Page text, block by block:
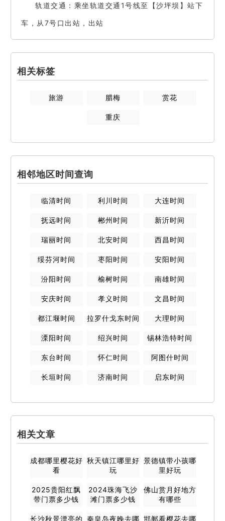
轨道交通：乘坐轨道交通1号线至【沙坪坝】站下
车，从7号口出站，出站
相关标签
旅游 腊梅 赏花
重庆
相邻地区时间查询
临清时间 利川 时间 大连时间
抚远时间 郴州时间 新沂时间
瑞丽时间 北安时间 西昌 时间
绥芬河时间 枣阳时间 安阳时间
汾阳时间 榆树时间 南雄时间
安庆时间 孝义 时间 文昌 时间
都江堰时间 拉罗什戈东时间 大理时间
溧阳时间 绍兴时间 锡林浩特时间
东台时间 怀仁时间 阿图什时间
长垣时间 济南时间 启东时间
相关文章
成都哪里樱花好
看
秋天镇江哪里好
玩
景德镇带小孩哪
里好玩
2025贵阳红飘
带门票多少钱
2024珠海飞沙
滩门票多少钱
佛山赏月好地方
有哪些
长沙秋景漂亮的 秦皇岛夜晚去哪 邯郸看樱花去哪